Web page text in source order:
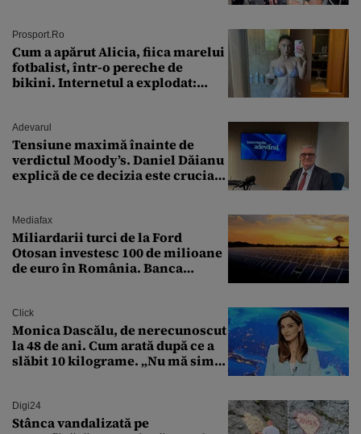
Prosport.ro
Cum a apărut Alicia, fiica marelui
fotbalist, într-o pereche de
bikini. Internetul a explodat:
Adevarul
Tensiune maximă înainte de
verdictul Moody’s. Daniel Dăianu
explică de ce decizia este crucială
Mediafax
Miliardarii turci de la Ford
Otosan investesc 100 de milioane
de euro în România. Banca
Click
Monica Dascălu, de nerecunoscut
la 48 de ani. Cum arată după ce a
slăbit 10 kilograme. „Nu mă simt
Digi24
Stânca vandalizată pe